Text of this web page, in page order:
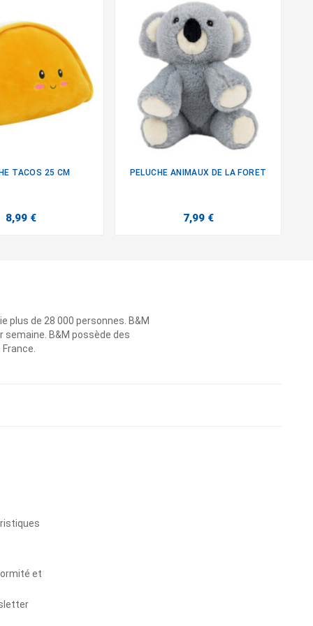
TACOS 25 CM
8,99 €
PELUCHE ANIMAUX DE LA FORET
7,99 €
plus de 28 000 personnes. B&M
B&M possède des
et